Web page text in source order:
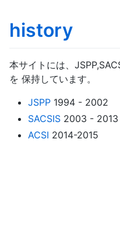
history
本サイトには、
を 保持しています。
JSPP 1994 - 2002
SACSIS 2003 - 2013
ACSI 2014-2015